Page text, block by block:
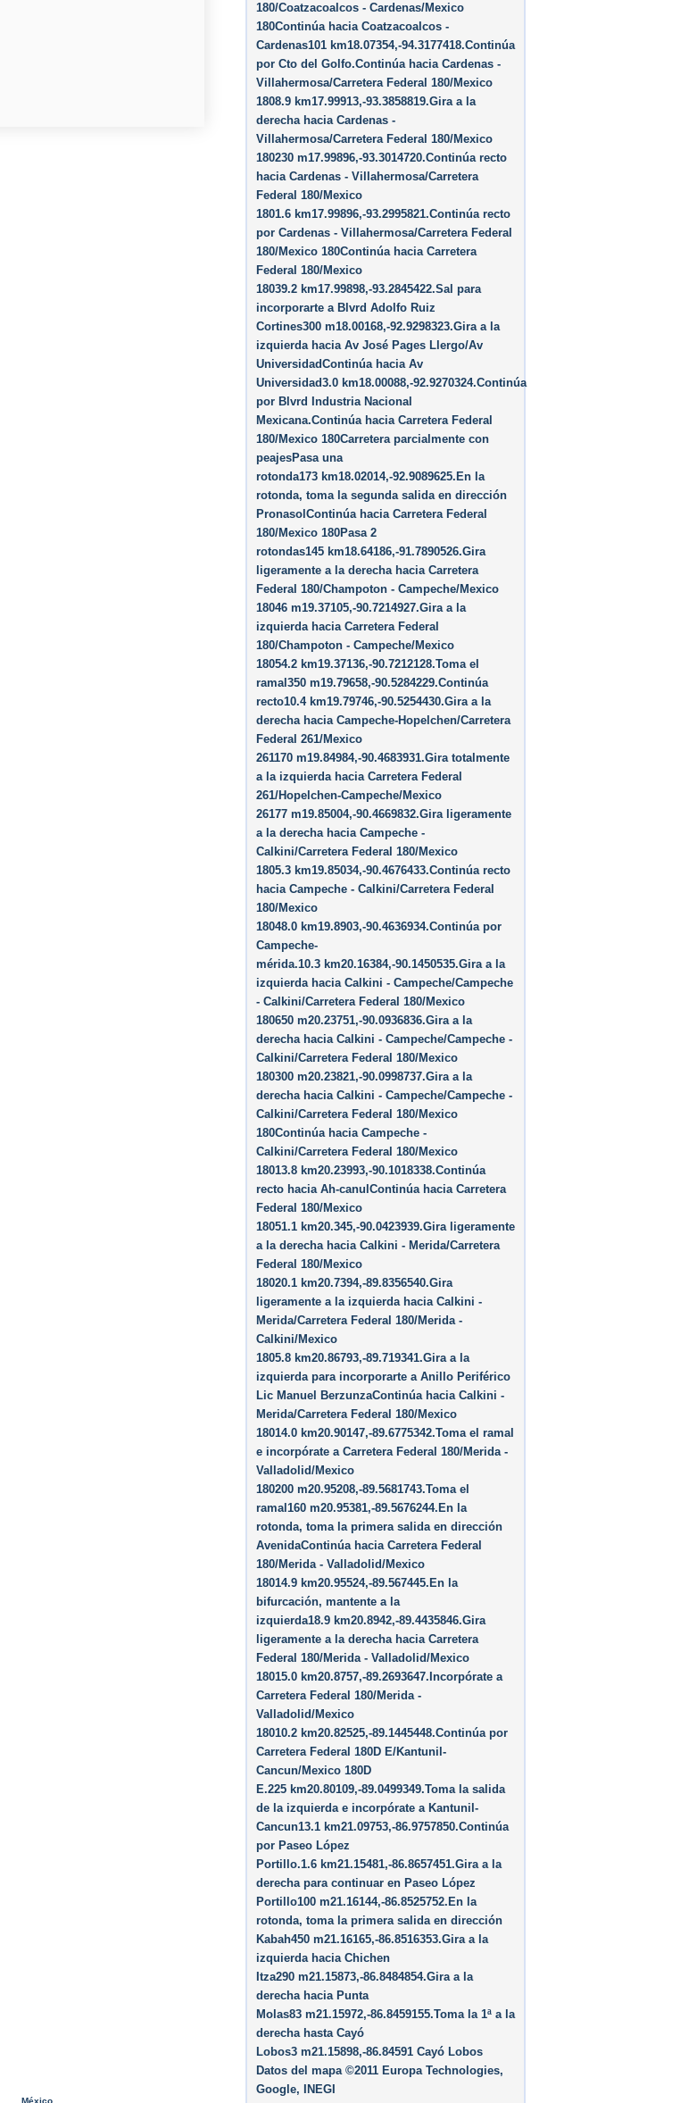
México
180/Coatzacoalcos - Cardenas/Mexico
180Continúa hacia Coatzacoalcos -
Cardenas101 km18.07354,-94.3177418.Continúa
por Cto del Golfo.Continúa hacia Cardenas -
Villahermosa/Carretera Federal 180/Mexico
1808.9 km17.99913,-93.3858819.Gira a la
derecha hacia Cardenas -
Villahermosa/Carretera Federal 180/Mexico
180230 m17.99896,-93.3014720.Continúa recto
hacia Cardenas - Villahermosa/Carretera
Federal 180/Mexico
1801.6 km17.99896,-93.2995821.Continúa recto
por Cardenas - Villahermosa/Carretera Federal
180/Mexico 180Continúa hacia Carretera
Federal 180/Mexico
18039.2 km17.99898,-93.2845422.Sal para
incorporarte a Blvrd Adolfo Ruiz
Cortines300 m18.00168,-92.9298323.Gira a la
izquierda hacia Av José Pages Llergo/Av
UniversidadContinúa hacia Av
Universidad3.0 km18.00088,-92.9270324.Continúa
por Blvrd Industria Nacional
Mexicana.Continúa hacia Carretera Federal
180/Mexico 180Carretera parcialmente con
peajesPasa una
rotonda173 km18.02014,-92.9089625.En la
rotonda, toma la segunda salida en dirección
PronasolContinúa hacia Carretera Federal
180/Mexico 180Pasa 2
rotondas145 km18.64186,-91.7890526.Gira
ligeramente a la derecha hacia Carretera
Federal 180/Champoton - Campeche/Mexico
18046 m19.37105,-90.7214927.Gira a la
izquierda hacia Carretera Federal
180/Champoton - Campeche/Mexico
18054.2 km19.37136,-90.7212128.Toma el
ramal350 m19.79658,-90.5284229.Continúa
recto10.4 km19.79746,-90.5254430.Gira a la
derecha hacia Campeche-Hopelchen/Carretera
Federal 261/Mexico
261170 m19.84984,-90.4683931.Gira totalmente
a la izquierda hacia Carretera Federal
261/Hopelchen-Campeche/Mexico
26177 m19.85004,-90.4669832.Gira ligeramente
a la derecha hacia Campeche -
Calkini/Carretera Federal 180/Mexico
1805.3 km19.85034,-90.4676433.Continúa recto
hacia Campeche - Calkini/Carretera Federal
180/Mexico
18048.0 km19.8903,-90.4636934.Continúa por
Campeche-
mérida.10.3 km20.16384,-90.1450535.Gira a la
izquierda hacia Calkini - Campeche/Campeche
- Calkini/Carretera Federal 180/Mexico
180650 m20.23751,-90.0936836.Gira a la
derecha hacia Calkini - Campeche/Campeche -
Calkini/Carretera Federal 180/Mexico
180300 m20.23821,-90.0998737.Gira a la
derecha hacia Calkini - Campeche/Campeche -
Calkini/Carretera Federal 180/Mexico
180Continúa hacia Campeche -
Calkini/Carretera Federal 180/Mexico
18013.8 km20.23993,-90.1018338.Continúa
recto hacia Ah-canulContinúa hacia Carretera
Federal 180/Mexico
18051.1 km20.345,-90.0423939.Gira ligeramente
a la derecha hacia Calkini - Merida/Carretera
Federal 180/Mexico
18020.1 km20.7394,-89.8356540.Gira
ligeramente a la izquierda hacia Calkini -
Merida/Carretera Federal 180/Merida -
Calkini/Mexico
1805.8 km20.86793,-89.719341.Gira a la
izquierda para incorporarte a Anillo Periférico
Lic Manuel BerzunzaContinúa hacia Calkini -
Merida/Carretera Federal 180/Mexico
18014.0 km20.90147,-89.6775342.Toma el ramal
e incorpórate a Carretera Federal 180/Merida -
Valladolid/Mexico
180200 m20.95208,-89.5681743.Toma el
ramal160 m20.95381,-89.5676244.En la
rotonda, toma la primera salida en dirección
AvenidaContinúa hacia Carretera Federal
180/Merida - Valladolid/Mexico
18014.9 km20.95524,-89.567445.En la
bifurcación, mantente a la
izquierda18.9 km20.8942,-89.4435846.Gira
ligeramente a la derecha hacia Carretera
Federal 180/Merida - Valladolid/Mexico
18015.0 km20.8757,-89.2693647.Incorpórate a
Carretera Federal 180/Merida -
Valladolid/Mexico
18010.2 km20.82525,-89.1445448.Continúa por
Carretera Federal 180D E/Kantunil-
Cancun/Mexico 180D
E.225 km20.80109,-89.0499349.Toma la salida
de la izquierda e incorpórate a Kantunil-
Cancun13.1 km21.09753,-86.9757850.Continúa
por Paseo López
Portillo.1.6 km21.15481,-86.8657451.Gira a la
derecha para continuar en Paseo López
Portillo100 m21.16144,-86.8525752.En la
rotonda, toma la primera salida en dirección
Kabah450 m21.16165,-86.8516353.Gira a la
izquierda hacia Chichen
Itza290 m21.15873,-86.8484854.Gira a la
derecha hacia Punta
Molas83 m21.15972,-86.8459155.Toma la 1ª a la
derecha hasta Cayó
Lobos3 m21.15898,-86.84591 Cayó Lobos
Datos del mapa ©2011 Europa Technologies,
Google, INEGI